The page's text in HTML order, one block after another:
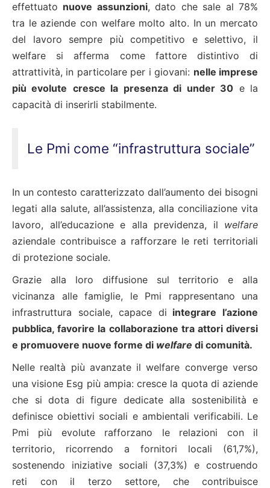
effettuato nuove assunzioni, dato che sale al 78%
tra le aziende con welfare molto alto. In un mercato
del lavoro sempre più competitivo e selettivo, il
welfare si afferma come fattore distintivo di
attrattività, in particolare per i giovani: nelle imprese
più evolute cresce la presenza di under 30 e la
capacità di inserirli stabilmente.
Le Pmi come “infrastruttura sociale”
In un contesto caratterizzato dall’aumento dei bisogni
legati alla salute, all’assistenza, alla conciliazione vita
lavoro, all’educazione e alla previdenza, il welfare
aziendale contribuisce a rafforzare le reti territoriali
di protezione sociale.
Grazie alla loro diffusione sul territorio e alla
vicinanza alle famiglie, le Pmi rappresentano una
infrastruttura sociale, capace di integrare l’azione
pubblica, favorire la collaborazione tra attori diversi
e promuovere nuove forme di welfare di comunità.
Nelle realtà più avanzate il welfare converge verso
una visione Esg più ampia: cresce la quota di aziende
che si dota di figure dedicate alla sostenibilità e
definisce obiettivi sociali e ambientali verificabili. Le
Pmi più evolute rafforzano le relazioni con il
territorio, ricorrendo a fornitori locali (61,7%),
sostenendo iniziative sociali (37,3%) e costruendo
reti con il terzo settore, che contribuisce